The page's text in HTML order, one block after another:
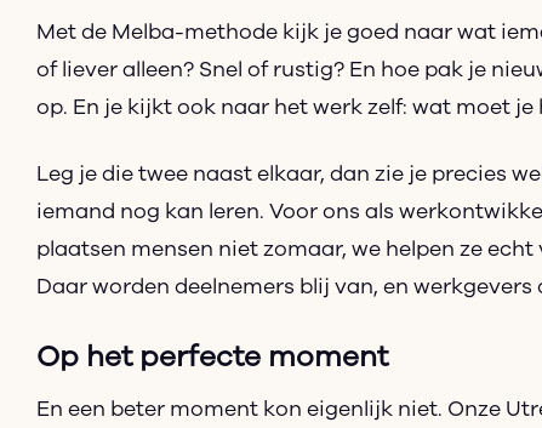
Met de Melba-methode kijk je goed naar wat
of liever alleen? Snel of rustig? En hoe pak je
op. En je kijkt ook naar het werk zelf: wat moet
Leg je die twee naast elkaar, dan zie je precies
iemand nog kan leren. Voor ons als
plaatsen mensen niet zomaar, we helpen ze
Daar worden deelnemers blij van, en werkgevers
Op het perfecte moment
En een beter moment kon eigenlijk niet. Onze